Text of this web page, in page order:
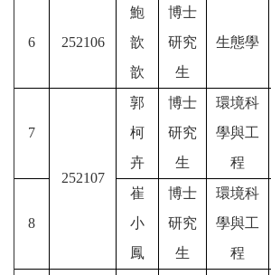
6 252106
鮑
歆
歆
博士
研究
生
生態學
7
252107
郭
柯
卉
博士
研究
生
環境科
學與工
程
8
崔
小
鳳
博士
研究
生
環境科
學與工
程